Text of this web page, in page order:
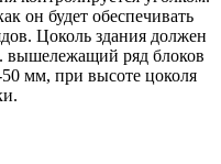
он будет обеспечивать
Цоколь здания должен
вышележащий ряд блоков
мм, при высоте цоколя